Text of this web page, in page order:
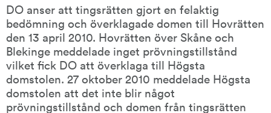
DO anser att tingsrätten gjort en felaktig
bedömning och överklagade domen till Hovrätten
den 13 april 2010. Hovrätten över Skåne och
Blekinge meddelade inget prövningstillstånd
vilket fick DO att överklaga till Högsta
domstolen. 27 oktober 2010 meddelade Högsta
domstolen att det inte blir något
prövningstillstånd och domen från tingsrätten